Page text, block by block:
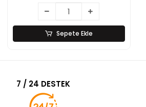
Sepete Ekle
7 / 24 DESTEK